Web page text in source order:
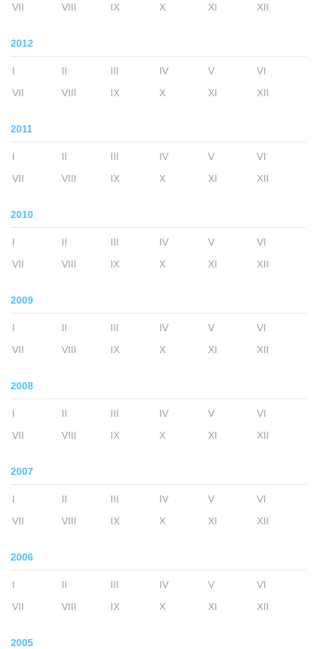
VII
VIII IX X XI XII
2012
I II III IV V
VI
VII
VIII IX X XI XII
2011
I II III IV V
VI
VII
VIII IX X XI XII
2010
I II III IV V
VI
VII
VIII IX X XI XII
2009
I II III IV V
VI
VII
VIII IX X XI XII
2008
I II III IV V
VI
VII
VIII IX X XI XII
2007
I II III IV V
VI
VII
VIII IX X XI XII
2006
I II III IV V
VI
VII
VIII IX X XI XII
2005